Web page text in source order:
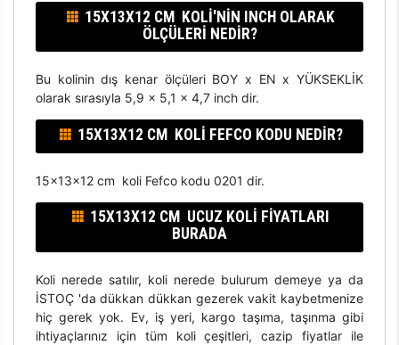
15X13X12 CM KOLI'NIN INCH OLARAK
ÖLÇÜLERI NEDIR?
Bu kolinin dış kenar ölçüleri BOY x EN x YÜKSEKLİK
olarak sırasıyla 5,9 x 5,1 x 4,7 inch dir.
15X13X12 CM KOLI FEFCO KODU NEDIR?
15x13x12 cm koli Fefco kodu 0201 dir.
15X13X12 CM UCUZ KOLI FIYATLARI
BURADA
Koli nerede satılır, koli nerede bulurum demeye ya da
İSTOÇ 'da dükkan dükkan gezerek vakit kaybetmenize
hiç gerek yok. Ev, iş yeri, kargo taşıma, taşınma gibi
ihtiyaçlarınız için tüm koli çeşitleri, cazip fiyatlar ile